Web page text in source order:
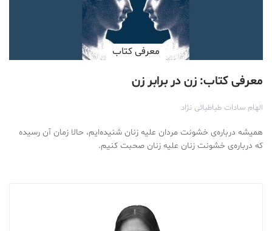
معرفی کتاب
معرفی کتاب: زن در برابر زن
الهام سادات طباطبائی نژاد
همیشه درباره‌ی خشونت مردان علیه زنان شنیده‌ایم، حالا زمان آن رسیده
که درباره‌ی خشونت زنان علیه زنان صحبت کنیم.